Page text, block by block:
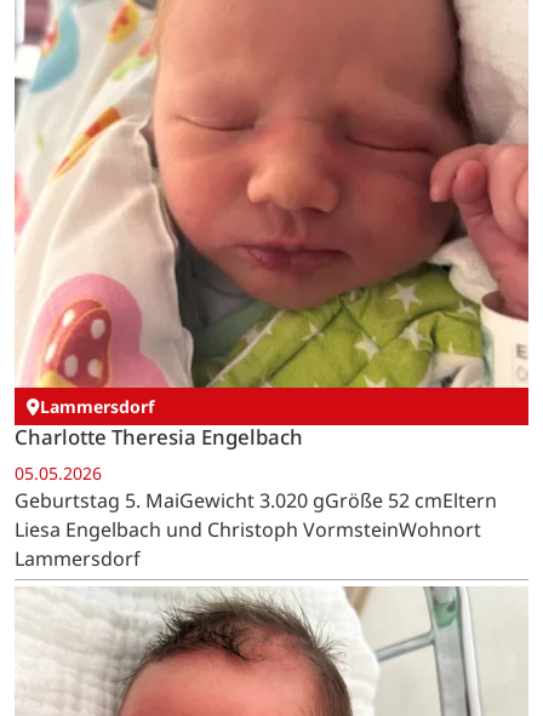
Lammersdorf
Charlotte Theresia Engelbach
05.05.2026
Geburtstag 5. MaiGewicht 3.020 gGröße 52 cmEltern
Liesa Engelbach und Christoph VormsteinWohnort
Lammersdorf